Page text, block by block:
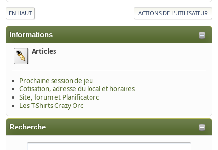
Informations
Articles
Prochaine session de jeu
Cotisation, adresse du local et horaires
Site, forum et Planificatorc
Les T-Shirts Crazy Orc
Recherche
EN HAUT ACTIONS DE L'UTILISATEUR